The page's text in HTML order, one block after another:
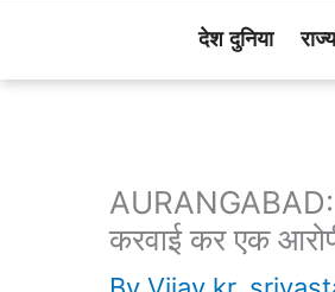
देश दुनिया राज्य
AURANGABAD:
करवाई कर एक